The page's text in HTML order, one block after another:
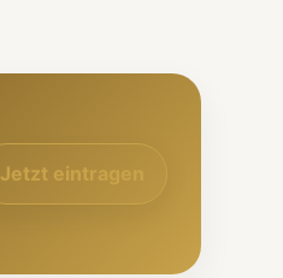
Jetzt eintragen